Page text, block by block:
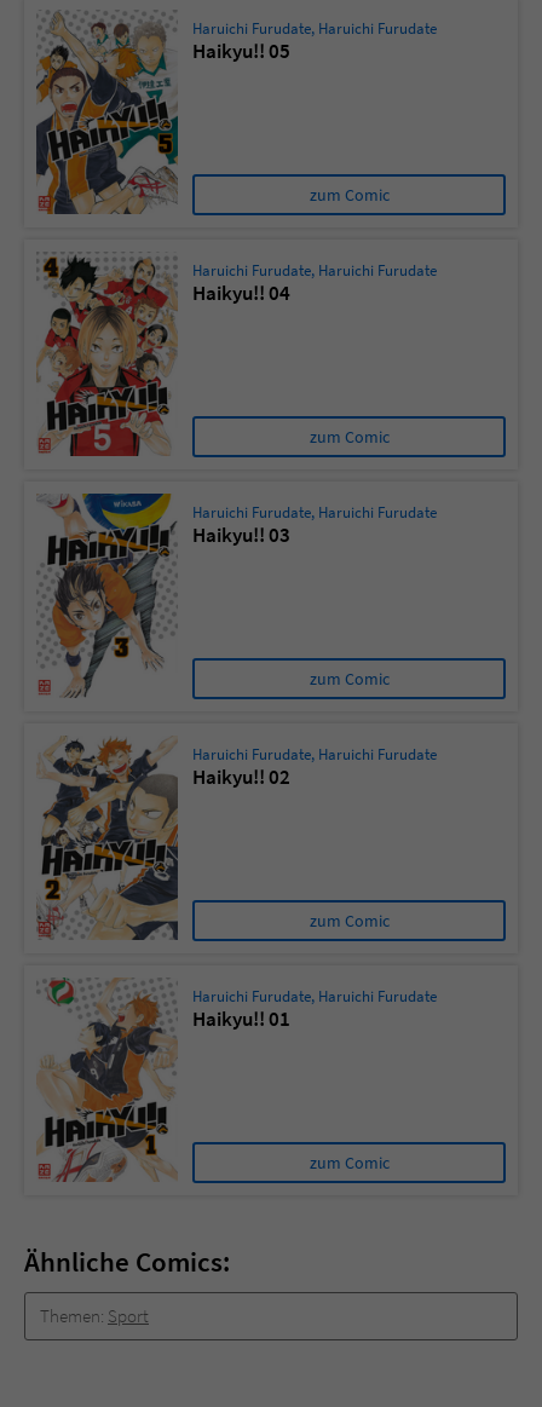
Haruichi Furudate, Haruichi Furudate
Haikyu!! 05
zum Comic
Haruichi Furudate, Haruichi Furudate
Haikyu!! 04
zum Comic
Haruichi Furudate, Haruichi Furudate
Haikyu!! 03
zum Comic
Haruichi Furudate, Haruichi Furudate
Haikyu!! 02
zum Comic
Haruichi Furudate, Haruichi Furudate
Haikyu!! 01
zum Comic
Ähnliche Comics:
Themen: Sport